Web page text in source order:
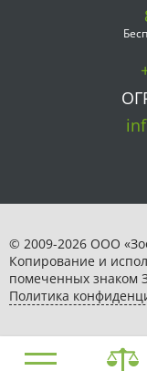
© 2009-2026 ООО
Копирование и
помеченных знаком
Политика